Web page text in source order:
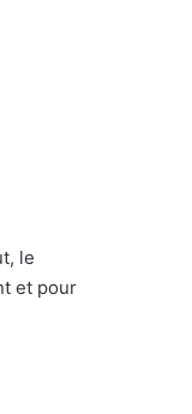
le
et pour